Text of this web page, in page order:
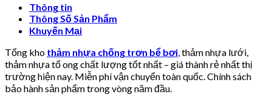
Thông tin
Thông Số Sản Phẩm
Khuyến Mại
Tổng kho thảm nhựa chống trơn bể bơi , thảm nhựa lưới,
thảm nhựa tổ ong chất lượng tốt nhất – giá thành rẻ nhất thị
trường hiện nay. Miễn phí vận chuyển toàn quốc. Chính sách
bảo hành sản phẩm trong vòng năm đầu.